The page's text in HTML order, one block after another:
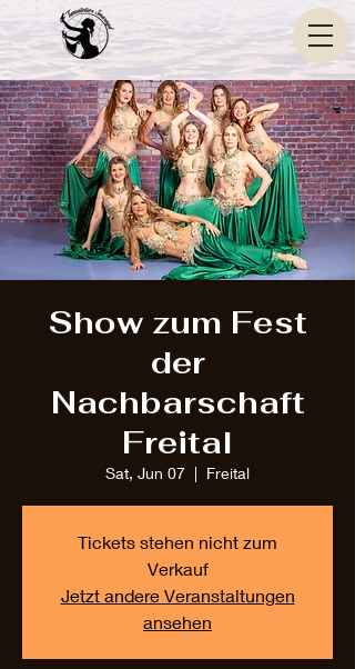
Show zum Fest
der
Nachbarschaft
Freital
Sat, Jun 07
  |
Freital
Tickets stehen nicht zum
Verkauf
Jetzt andere Veranstaltungen
ansehen